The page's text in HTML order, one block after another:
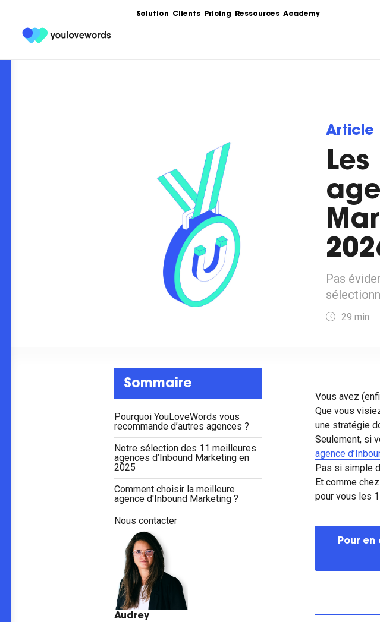
Solution Clients Pricing Ressources
service de votre stratégie de
contenu.
Articles
Guides, bonnes pratiques,
templates, exemples...
Academy
Article
Pas
29 min
Sommaire
Pourquoi YouLoveWords vous
recommande d’autres agences ?
Notre sélection des 11 meilleures
agences d’Inbound Marketing en
2025
Comment choisir la meilleure
agence d'Inbound Marketing ?
Nous contacter
Audrey
Vous avez
Que vous
une stratégie
Seulement, si
agence
Pas si simple
Et comme
pour vous les
Pour